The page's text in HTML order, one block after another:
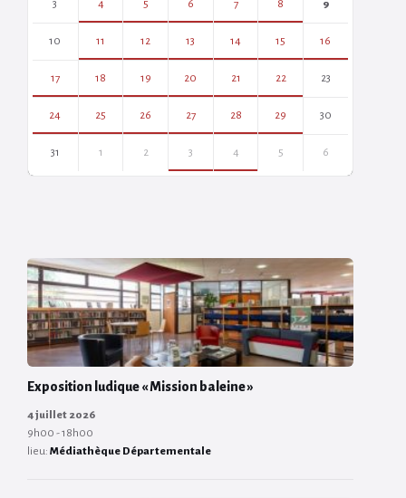
3 4 5 6 7 8 9
10 11 12 13 14 15 16
17 18 19 20 21 22 23
24 25 26 27 28 29 30
31 1 2 3 4 5 6
Exposition ludique « Mission baleine »
4 juillet 2026
9h00 - 18h00
lieu: Médiathèque Départementale